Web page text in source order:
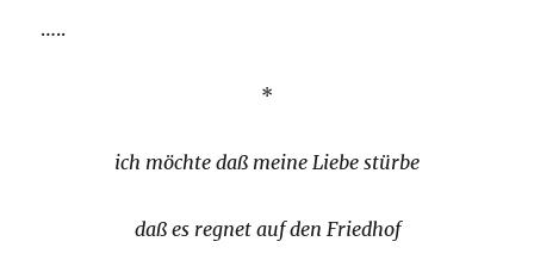
…..
*
ich möchte daß meine Liebe stürbe
daß es regnet auf den Friedhof